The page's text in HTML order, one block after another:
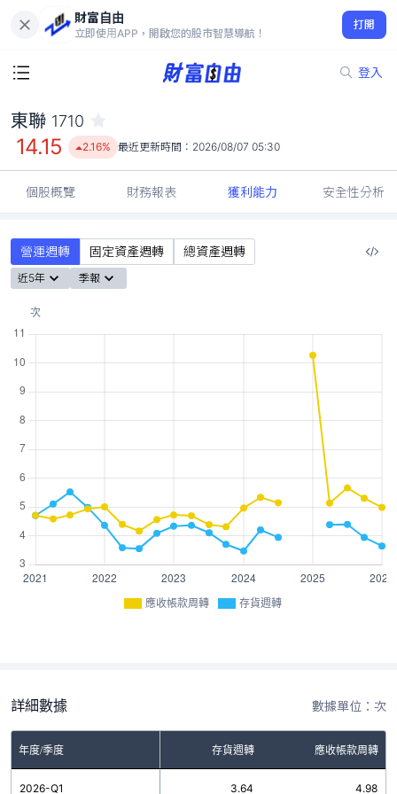
財富自由
立即使用APP，開啟您的股市智慧導航！
打開
登入
14.15
2.16%
東聯 1710
14.15 2.16% 最近更新時間： 2026/08/07 05:30
個股概覽 財務報表 獲利能力 安全性分析
營運週轉 固定資產週轉 總資產週轉
近5年 季報
應收帳款周轉 存貨週轉
詳細數據 數據單位：次
年度/季度 存貨週轉 應收帳款周轉
2026-Q1 3.64 4.98